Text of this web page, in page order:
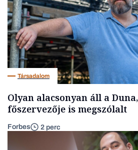
Társadalom
Olyan alacsonyan áll a
főszervezője is megszólalt
Forbes 2 perc